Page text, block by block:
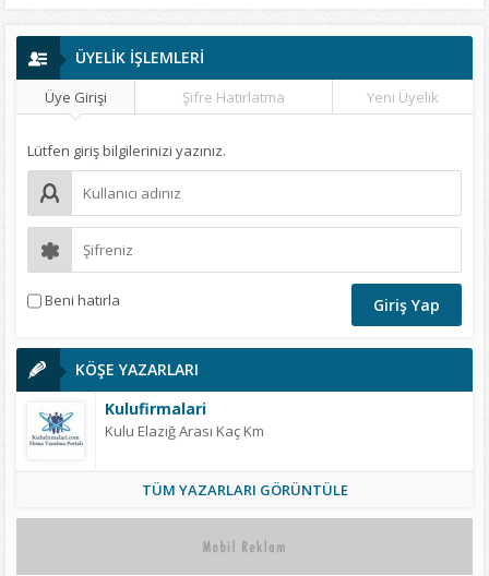
ÜYELİK İŞLEMLERİ
Üye Girişi Şifre Hatırlatma Yeni Üyelik
Lütfen giriş bilgilerinizi yazınız.
Beni hatırla
KÖŞE YAZARLARI
Kulufirmalari
Kulu Elazığ Arası Kaç Km
TÜM YAZARLARI GÖRÜNTÜLE